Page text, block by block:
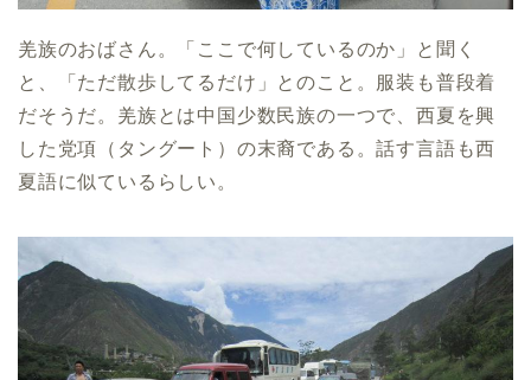
羌族のおばさん。「ここで何しているのか」と聞く
と、「ただ散歩してるだけ」とのこと。服装も普段着
だそうだ。羌族とは中国少数民族の一つで、西夏を興
した党項（タングート）の末裔である。話す言語も西
夏語に似ているらしい。